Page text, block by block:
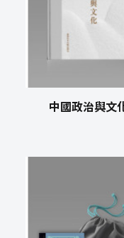
中國政治與文